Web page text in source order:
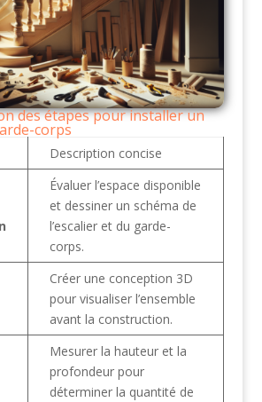
des étapes pour installer un
corps
Description concise
Évaluer l’espace disponible
et dessiner un schéma de
l’escalier et du garde-
corps.
Créer une conception 3D
pour visualiser l’ensemble
avant la construction.
Mesurer la hauteur et la
profondeur pour
déterminer la quantité de